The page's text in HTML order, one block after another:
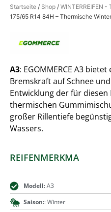
Startseite / Shop / WINTERREIFEN -
175/65 R14 84H – Thermische
A3: EGOMMERCE A3
Bremskraft auf Schnee
Entwicklung der für diesen
thermischen
großer Rillentiefe
Wassers.
REIFENMERKMA
Modell:A3
Saison:: Winter